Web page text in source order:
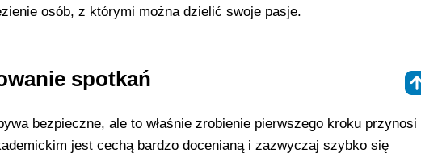
osób, z którymi można dzielić swoje pasje.
spotkań
bezpieczne, ale to właśnie zrobienie pierwszego kroku przynosi
jest cechą bardzo docenianą i zazwyczaj szybko się